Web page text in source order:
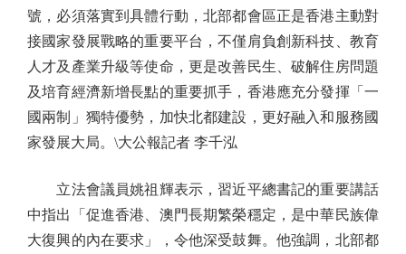
號，必須落實到具體行動，北部都會區正是香港主動對
接國家發展戰略的重要平台，不僅肩負創新科技、教育
人才及產業升級等使命，更是改善民生、破解住房問題
及培育經濟新增長點的重要抓手，香港應充分發揮「一
國兩制」獨特優勢，加快北都建設，更好融入和服務國
家發展大局。\大公報記者 李千泓
立法會議員姚祖輝表示，習近平總書記的重要講話
中指出「促進香港、澳門長期繁榮穩定，是中華民族偉
大復興的內在要求」，令他深受鼓舞。他強調，北部都